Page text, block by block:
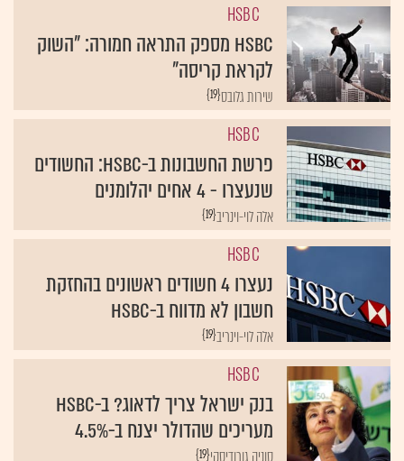
HSBC
HSBC מספק התראה חמורה: "השוק
לקראת קריסה"
{19}שירות גלובס
HSBC
פרשת החשבונות ב-HSBC: החשודים
שנעצרו - 4 אחים יהלומנים
{19}אלה לוי-וינריב
HSBC
נעצרו 4 חשודים ראשונים בהחזקת
חשבון לא מדווח ב-HSBC
{19}אלה לוי-וינריב
HSBC
בנק ישראל צריך לדאוג? ב-HSBC
מעריכים שהדולר יצנח ב-4.5%
{19}